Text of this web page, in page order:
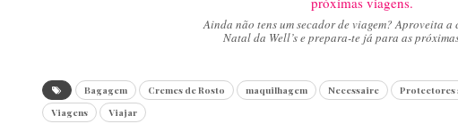
Ainda não tens um secador de viagem? Aproveita a
Natal da Well’s e prepara-te já para as
Bagagem Cremes de Rosto maquilhagem Necessaire Protectores
Viagens
Viajar